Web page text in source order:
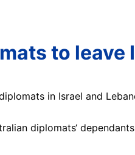
to leave
in Israel and
diplomats‘